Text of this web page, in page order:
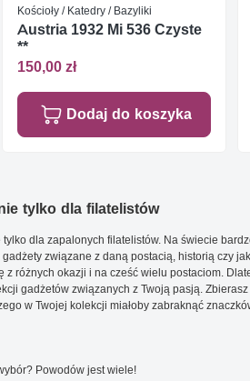
Kościoły / Katedry / Bazyliki
Austria 1932 Mi 536 Czyste
**
150,00 zł
Dodaj do koszyka
tylko dla filatelistów
dla zapalonych filatelistów. Na świecie
związane z daną postacią, historią czy
z różnych okazji i na cześć wielu postaciom.
gadżetów związanych z Twoją pasją.
w Twojej kolekcji miałoby zabraknąć
Powodów jest wiele!